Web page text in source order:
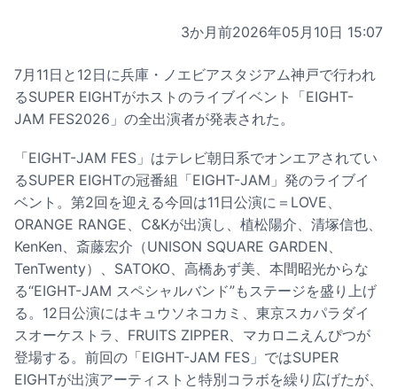
3か月前2026年05月10日 15:07
7月11日と12日に兵庫・ノエビアスタジアム神戸で行われ
るSUPER EIGHTがホストのライブイベント「EIGHT-
JAM FES2026」の全出演者が発表された。
「EIGHT-JAM FES」はテレビ朝日系でオンエアされてい
るSUPER EIGHTの冠番組「EIGHT-JAM」発のライブイ
ベント。第2回を迎える今回は11日公演に＝LOVE、
ORANGE RANGE、C&Kが出演し、植松陽介、清塚信也、
KenKen、斎藤宏介（UNISON SQUARE GARDEN、
TenTwenty）、SATOKO、高橋あず美、本間昭光からな
る“EIGHT-JAM スペシャルバンド”もステージを盛り上げ
る。12日公演にはキュウソネコカミ、東京スカパラダイ
スオーケストラ、FRUITS ZIPPER、マカロニえんぴつが
登場する。前回の「EIGHT-JAM FES」ではSUPER
EIGHTが出演アーティストと特別コラボを繰り広げたが、